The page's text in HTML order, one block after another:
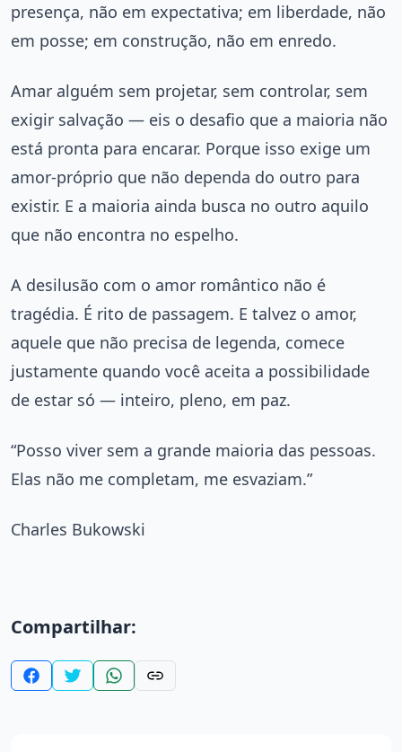
presença, não em expectativa; em liberdade, não
em posse; em construção, não em enredo.
Amar alguém sem projetar, sem controlar, sem
exigir salvação — eis o desafio que a maioria não
está pronta para encarar. Porque isso exige um
amor-próprio que não dependa do outro para
existir. E a maioria ainda busca no outro aquilo
que não encontra no espelho.
A desilusão com o amor romântico não é
tragédia. É rito de passagem. E talvez o amor,
aquele que não precisa de legenda, comece
justamente quando você aceita a possibilidade
de estar só — inteiro, pleno, em paz.
“Posso viver sem a grande maioria das pessoas.
Elas não me completam, me esvaziam.”
Charles Bukowski
Compartilhar: